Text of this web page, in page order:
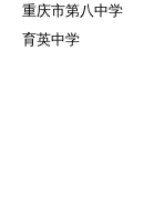
重庆市第八中学
育英中学